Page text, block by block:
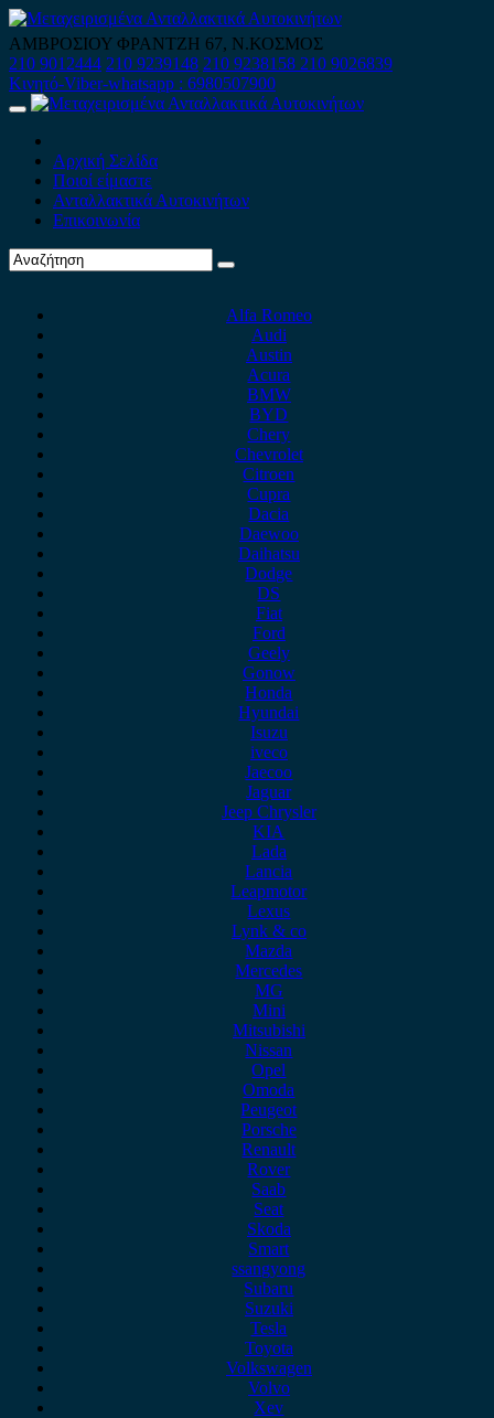
Skip
to
content
ΑΜΒΡΟΣΙΟΥ ΦΡΑΝΤΖΗ 67, Ν.ΚΟΣΜΟΣ
210 9012444 210 9239148 210 9238158 210 9026839
Κινητό-Viber-whatsapp : 6980507900
Primary
Αρχική Σελίδα
Ποιοί είμαστε
Ανταλλακτικά Αυτοκινήτων
Επικοινωνία
Alfa Romeo
Audi
Austin
Acura
BMW
BYD
Chery
Chevrolet
Citroen
Cupra
Dacia
Daewoo
Daihatsu
Dodge
DS
Fiat
Ford
Geely
Gonow
Honda
Hyundai
Isuzu
iveco
Jaecoo
Jaguar
Jeep Chrysler
KIA
Lada
Lancia
Leapmotor
Lexus
Lynk & co
Mazda
Mercedes
MG
Mini
Mitsubishi
Nissan
Opel
Omoda
Peugeot
Porsche
Renault
Rover
Saab
Seat
Skoda
Smart
ssangyong
Subaru
Suzuki
Tesla
Toyota
Volkswagen
Volvo
Xev